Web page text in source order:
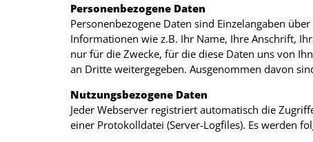
Personenbezogene Daten
Personenbezogene Daten sind Einzelangaben
Informationen wie z.B. Ihr Name, Ihre Anschrift,
nur für die Zwecke, für die diese Daten uns von
an Dritte weitergegeben. Ausgenommen davon
Nutzungsbezogene Daten
Jeder Webserver registriert automatisch die
einer Protokolldatei (Server-Logfiles). Es werden